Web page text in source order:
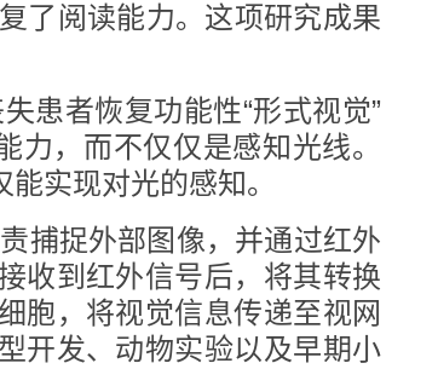
了阅读能力。这项研究成果
患者恢复功能性“形式视觉”
力，而不仅仅是感知光线。
实现对光的感知。
捕捉外部图像，并通过红外
收到红外信号后，将其转换
胞，将视觉信息传递至视网
开发、动物实验以及早期小